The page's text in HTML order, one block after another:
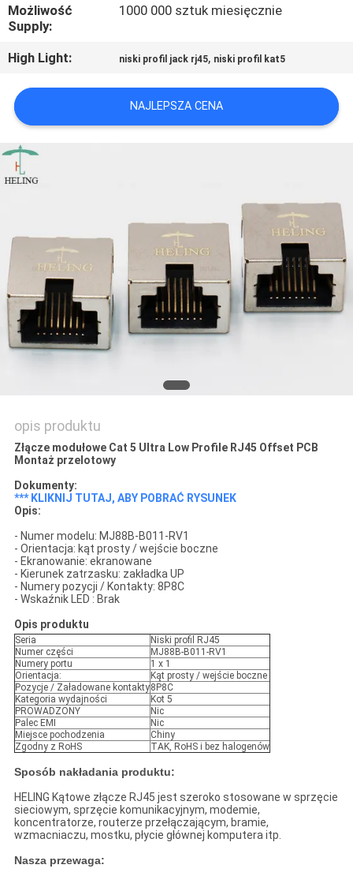
POPROSIĆ
O
WYCENĘ
SITEMAP
POLITYKA
PRYWATNOŚCI
Możliwość
Supply:
1000 000 sztuk miesięcznie
High Light: niski profil jack rj45, niski profil kat5
NAJLEPSZA CENA
opis produktu
Złącze modułowe Cat 5 Ultra Low Profile RJ45 Offset PCB
Montaż przelotowy
Dokumenty:
*** KLIKNIJ TUTAJ, ABY POBRAĆ RYSUNEK
Opis:
- Numer modelu: MJ88B-B011-RV1
- Orientacja: kąt prosty / wejście boczne
- Ekranowanie: ekranowane
- Kierunek zatrzasku: zakładka UP
- Numery pozycji / Kontakty: 8P8C
- Wskaźnik LED : Brak
Opis produktu
Seria
Niski profil RJ45
Numer części
MJ88B-B011-RV1
Numery portu
1 x 1
Orientacja:
Kąt prosty / wejście boczne
Pozycje / Załadowane kontakty8P8C
Kategoria wydajności
Kot 5
PROWADZONY
Nic
Palec EMI
Nic
Miejsce pochodzenia
Chiny
Zgodny z RoHS
TAK, RoHS i bez halogenów
Sposób nakładania produktu:
HELING Kątowe złącze RJ45 jest szeroko stosowane w sprzęcie
sieciowym, sprzęcie komunikacyjnym, modemie,
koncentratorze, routerze przełączającym, bramie,
wzmacniaczu, mostku, płycie głównej komputera itp.
Nasza przewaga: